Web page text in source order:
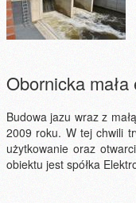
Obornicka
Budowa jazu wraz z
2009 roku. W tej chwili
użytkowanie oraz
obiektu jest spółka